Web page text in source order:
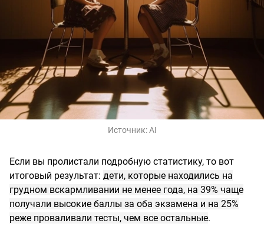
Источник:AI
Если вы пролистали подробную статистику, то вот
итоговый результат: дети, которые находились на
грудном вскармливании не менее года, на 39% чаще
получали высокие баллы за оба экзамена и на 25%
реже проваливали тесты, чем все остальные.